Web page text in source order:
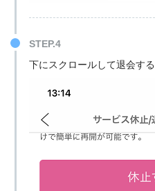
STEP.4
下にスクロールして退会す